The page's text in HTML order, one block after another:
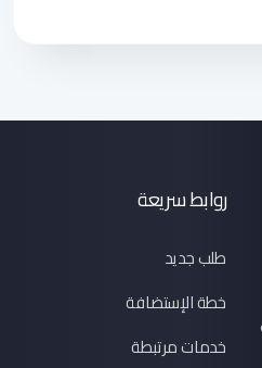
روابط سريعة
طلب جديد
خطة الإستضافة
خدمات مرتبطة